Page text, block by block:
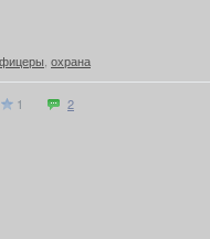
охрана
1 2